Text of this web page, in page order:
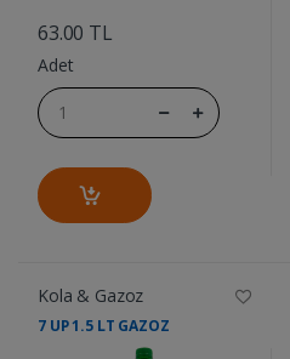
63.00 TL
Adet
Kola & Gazoz
7 UP 1.5 LT GAZOZ